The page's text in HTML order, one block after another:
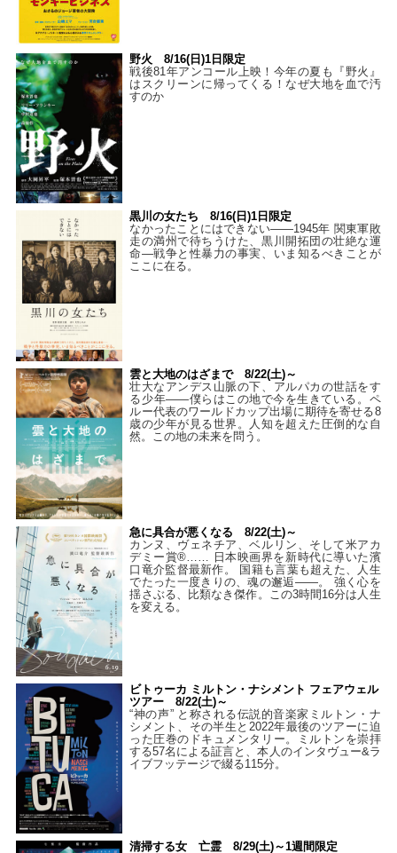
野火 8/16(日)1日限定
戦後81年アンコール上映！今年の夏も『野火』
はスクリーンに帰ってくる！なぜ大地を血で汚
すのか
黒川の女たち 8/16(日)1日限定
なかったことにはできない——1945年 関東軍敗
走の満州で待ちうけた、黒川開拓団の壮絶な運
命―戦争と性暴力の事実、いま知るべきことが
ここに在る。
雲と大地のはざまで 8/22(土)～
壮大なアンデス山脈の下、アルパカの世話をす
る少年――僕らはこの地で今を生きている。ペ
ルー代表のワールドカップ出場に期待を寄せる8
歳の少年が見る世界。人知を超えた圧倒的な自
然。この地の未来を問う。
急に具合が悪くなる 8/22(土)～
カンヌ、ヴェネチア、ベルリン、そして米アカ
デミー賞®…… 日本映画界を新時代に導いた濱
口竜介監督最新作。 国籍も言葉も超えた、人生
でたった一度きりの、魂の邂逅――。 強く心を
揺さぶる、比類なき傑作。この3時間16分は人生
を変える。
ビトゥーカ ミルトン・ナシメント フェアウェル
ツアー 8/22(土)～
“神の声” と称される伝説的音楽家ミルトン・ナ
シメント、その半生と2022年最後のツアーに迫
った圧巻のドキュメンタリー。ミルトンを崇拝
する57名による証言と、本人のインタヴュー&ラ
イブフッテージで綴る115分。
清掃する女 亡霊 8/29(土)～1週間限定